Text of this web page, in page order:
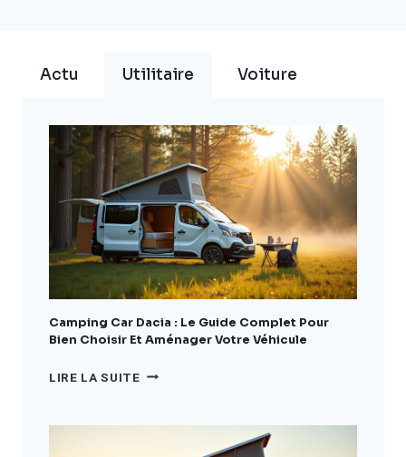
Actu Utilitaire Voiture
Camping Car Dacia : Le Guide Complet Pour
Bien Choisir Et Aménager Votre Véhicule
LIRE LA SUITECAMPING
: